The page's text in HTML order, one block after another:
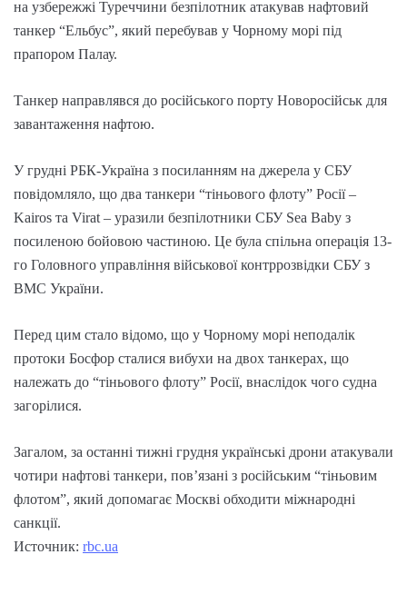
на узбережжі Туреччини безпілотник атакував нафтовий
танкер “Ельбус”, який перебував у Чорному морі під
прапором Палау.
Танкер направлявся до російського порту Новоросійськ для
завантаження нафтою.
У грудні РБК-Україна з посиланням на джерела у СБУ
повідомляло, що два танкери “тіньового флоту” Росії –
Kairos та Virat – уразили безпілотники СБУ Sea Baby з
посиленою бойовою частиною. Це була спільна операція 13-
го Головного управління військової контррозвідки СБУ з
ВМС України.
Перед цим стало відомо, що у Чорному морі неподалік
протоки Босфор сталися вибухи на двох танкерах, що
належать до “тіньового флоту” Росії, внаслідок чого судна
загорілися.
Загалом, за останні тижні грудня українські дрони атакували
чотири нафтові танкери, пов’язані з російським “тіньовим
флотом”, який допомагає Москві обходити міжнародні
санкції.
Источник: rbc.ua